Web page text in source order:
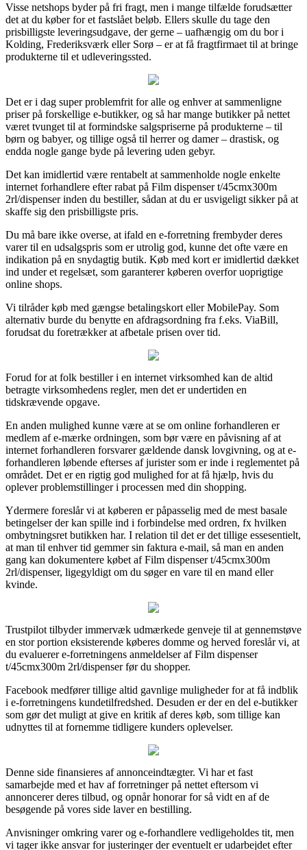
Visse netshops byder på fri fragt, men i mange tilfælde forudsætter
det at du køber for et fastslået beløb. Ellers skulle du tage den
prisbilligste leveringsudgave, der gerne – uafhængig om du bor i
Kolding, Frederiksværk eller Sorø – er at få fragtfirmaet til at bringe
produkterne til et udleveringssted.
Det er i dag super problemfrit for alle og enhver at sammenligne
priser på forskellige e-butikker, og så har mange butikker på nettet
været tvunget til at formindske salgspriserne på produkterne – til
børn og babyer, og tillige også til herrer og damer – drastisk, og
endda nogle gange byde på levering uden gebyr.
Det kan imidlertid være rentabelt at sammenholde nogle enkelte
internet forhandlere efter rabat på Film dispenser t/45cmx300m
2rl/dispenser inden du bestiller, sådan at du er usvigeligt sikker på at
skaffe sig den prisbilligste pris.
Du må bare ikke overse, at ifald en e-forretning frembyder deres
varer til en udsalgspris som er utrolig god, kunne det ofte være en
indikation på en snydagtig butik. Køb med kort er imidlertid dækket
ind under et regelsæt, som garanterer køberen overfor uoprigtige
online shops.
Vi tilråder køb med gængse betalingskort eller MobilePay. Som
alternativ burde du benytte en afdragsordning fra f.eks. ViaBill,
forudsat du foretrækker at afbetale prisen over tid.
Forud for at folk bestiller i en internet virksomhed kan de altid
betragte virksomhedens regler, men det er undertiden en
tidskrævende opgave.
En anden mulighed kunne være at se om online forhandleren er
medlem af e-mærke ordningen, som bør være en påvisning af at
internet forhandleren forsvarer gældende dansk lovgivning, og at e-
forhandleren løbende efterses af jurister som er inde i reglementet på
området. Det er en rigtig god mulighed for at få hjælp, hvis du
oplever problemstillinger i processen med din shopping.
Ydermere foreslår vi at køberen er påpasselig med de mest basale
betingelser der kan spille ind i forbindelse med ordren, fx hvilken
ombytningsret butikken har. I relation til det er det tillige essesentielt,
at man til enhver tid gemmer sin faktura e-mail, så man en anden
gang kan dokumentere købet af Film dispenser t/45cmx300m
2rl/dispenser, ligegyldigt om du søger en vare til en mand eller
kvinde.
Trustpilot tilbyder immervæk udmærkede genveje til at gennemstøve
en stor portion eksisterende køberes domme og herved foreslår vi, at
du evaluerer e-forretningens anmeldelser af Film dispenser
t/45cmx300m 2rl/dispenser før du shopper.
Facebook medfører tillige altid gavnlige muligheder for at få indblik
i e-forretningens kundetilfredshed. Desuden er der en del e-butikker
som gør det muligt at give en kritik af deres køb, som tillige kan
udnyttes til at fornemme tidligere kunders oplevelser.
Denne side finansieres af annonceindtægter. Vi har et fast
samarbejde med et hav af forretninger på nettet eftersom vi
annoncerer deres tilbud, og opnår honorar for så vidt en af de
besøgende på vores side laver en bestilling.
Anvisninger omkring varer og e-forhandlere vedligeholdes tit, men
vi tager ikke ansvar for justeringer der eventuelt er udarbejdet efter